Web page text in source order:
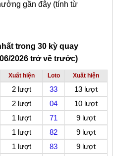
gần đây (tính từ
trong 30 kỳ quay
2026 trở về trước)
Xuất hiện Loto Xuất hiện
2 lượt 33
13 lượt
2 lượt 04
10 lượt
1 lượt 71
9 lượt
1 lượt 82
9 lượt
1 lượt 83
9 lượt